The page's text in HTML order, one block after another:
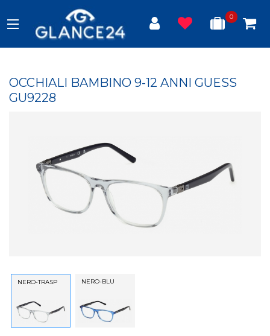
0
OCCHIALI BAMBINO 9-12 ANNI GUESS
GU9228
NERO-TRASP NERO-BLU